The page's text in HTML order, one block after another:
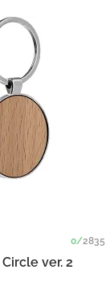
0/2835
ver. 2